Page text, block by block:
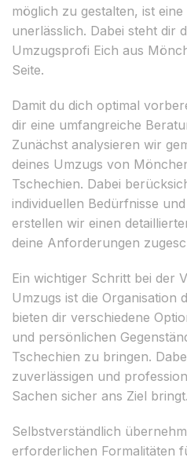
möglich zu gestalten, ist
unerlässlich. Dabei steht dir
Umzugsprofi Eich aus
Seite.
Damit du dich optimal
dir eine umfangreiche
Zunächst analysieren wir
deines Umzugs von
Tschechien. Dabei
individuellen Bedürfnisse
erstellen wir einen
deine Anforderungen
Ein wichtiger Schritt bei der
Umzugs ist die Organisation
bieten dir verschiedene
und persönlichen
Tschechien zu bringen.
zuverlässigen und
Sachen sicher ans Ziel bringt.
Selbstverständlich
erforderlichen Formalitäten